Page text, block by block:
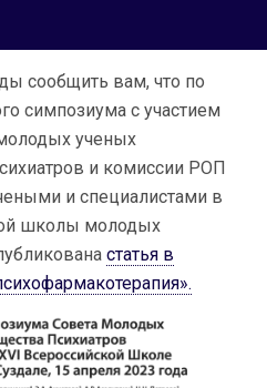
сообщить вам, что по
симпозиума с участием
ученых
и комиссии РОП
и специалистами в
школы молодых
статья в